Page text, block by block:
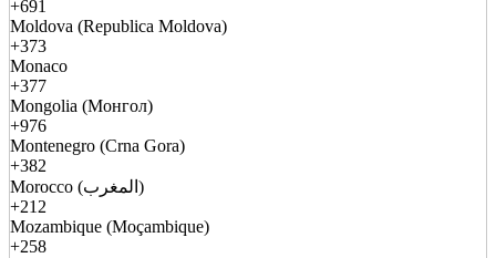
+691
Moldova (Republica Moldova)
+373
Monaco
+377
Mongolia (Монгол)
+976
Montenegro (Crna Gora)
+382
Morocco (المغرب)
+212
Mozambique (Moçambique)
+258